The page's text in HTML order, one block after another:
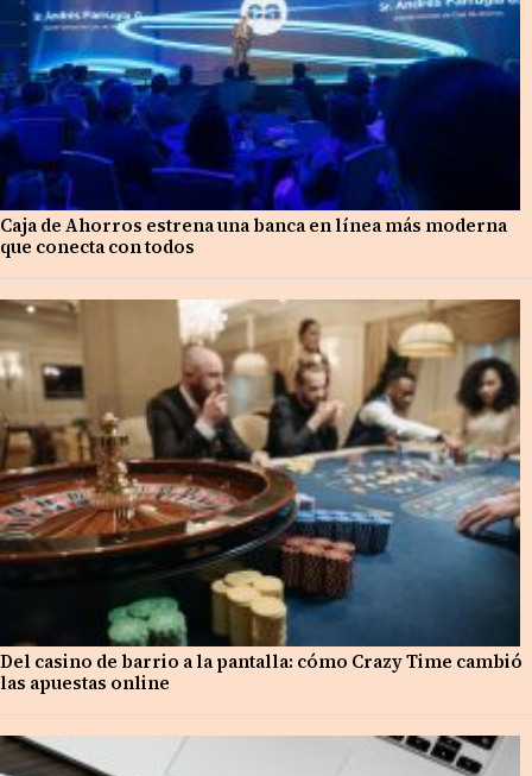
Caja de Ahorros estrena una banca en línea más moderna
que conecta con todos
Del casino de barrio a la pantalla: cómo Crazy Time cambió
las apuestas online